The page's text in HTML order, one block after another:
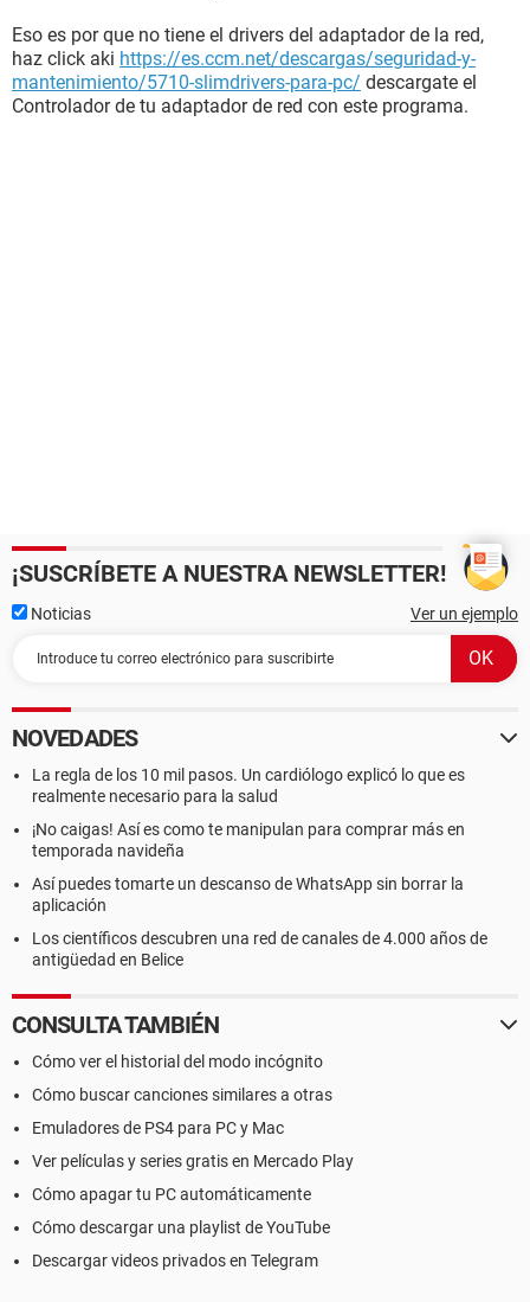
Eso es por que no tiene el drivers del adaptador de la red,
haz click aki https://es.ccm.net/descargas/seguridad-y-
mantenimiento/5710-slimdrivers-para-pc/ descargate el
Controlador de tu adaptador de red con este programa.
¡SUSCRÍBETE A NUESTRA NEWSLETTER!
Noticias Ver un ejemplo
NOVEDADES
La regla de los 10 mil pasos. Un cardiólogo explicó lo que es
realmente necesario para la salud
¡No caigas! Así es como te manipulan para comprar más en
temporada navideña
Así puedes tomarte un descanso de WhatsApp sin borrar la
aplicación
Los científicos descubren una red de canales de 4.000 años de
antigüedad en Belice
CONSULTA TAMBIÉN
Cómo ver el historial del modo incógnito
Cómo buscar canciones similares a otras
Emuladores de PS4 para PC y Mac
Ver películas y series gratis en Mercado Play
Cómo apagar tu PC automáticamente
Cómo descargar una playlist de YouTube
Descargar videos privados en Telegram